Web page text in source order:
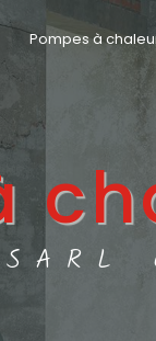
Pompes à
SARL